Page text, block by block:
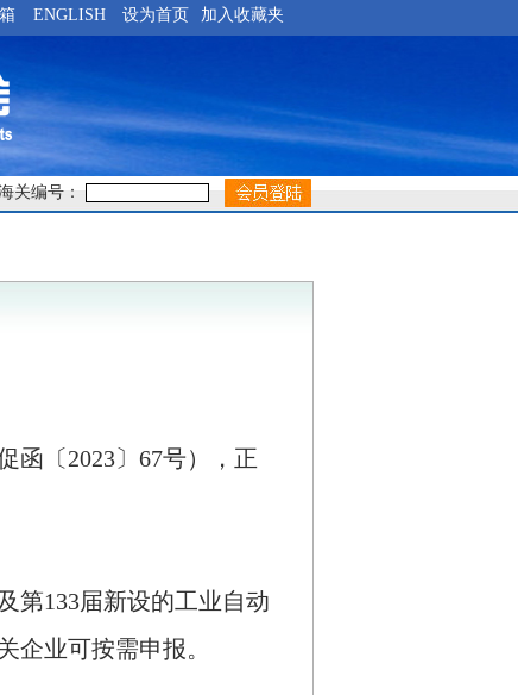
ENGLISH 设为首页 加入收藏夹
关编号：
函〔 2023〕 67号），正
第133届新设的工业自动
企业可按需申报。